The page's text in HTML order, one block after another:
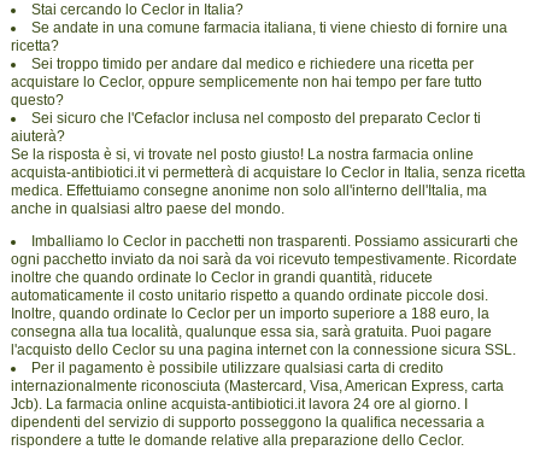
Stai cercando lo Ceclor in Italia?
Se andate in una comune farmacia italiana, ti viene chiesto di fornire una
ricetta?
Sei troppo timido per andare dal medico e richiedere una ricetta per
acquistare lo Ceclor, oppure semplicemente non hai tempo per fare tutto
questo?
Sei sicuro che l'Cefaclor inclusa nel composto del preparato Ceclor ti
aiuterà?
Se la risposta è si, vi trovate nel posto giusto! La nostra farmacia online
acquista-antibiotici.it vi permetterà di acquistare lo Ceclor in Italia, senza ricetta
medica. Effettuiamo consegne anonime non solo all'interno dell'Italia, ma
anche in qualsiasi altro paese del mondo.
Imballiamo lo Ceclor in pacchetti non trasparenti. Possiamo assicurarti che
ogni pacchetto inviato da noi sarà da voi ricevuto tempestivamente. Ricordate
inoltre che quando ordinate lo Ceclor in grandi quantità, riducete
automaticamente il costo unitario rispetto a quando ordinate piccole dosi.
Inoltre, quando ordinate lo Ceclor per un importo superiore a 188 euro, la
consegna alla tua località, qualunque essa sia, sarà gratuita. Puoi pagare
l'acquisto dello Ceclor su una pagina internet con la connessione sicura SSL.
Per il pagamento è possibile utilizzare qualsiasi carta di credito
internazionalmente riconosciuta (Mastercard, Visa, American Express, carta
Jcb). La farmacia online acquista-antibiotici.it lavora 24 ore al giorno. I
dipendenti del servizio di supporto posseggono la qualifica necessaria a
rispondere a tutte le domande relative alla preparazione dello Ceclor.